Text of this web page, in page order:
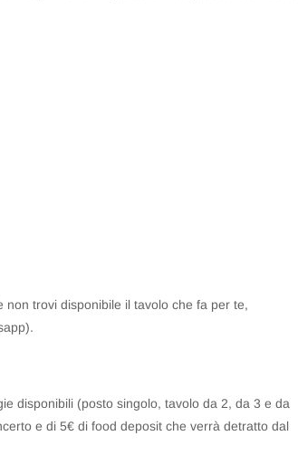
trovi disponibile il tavolo che fa per te,
disponibili (posto singolo, tavolo da 2, da 3 e da
e di 5€ di food deposit che verrà detratto dal